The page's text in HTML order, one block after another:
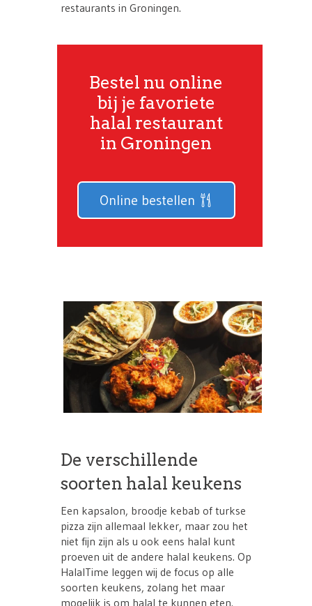
restaurants in Groningen.
Bestel nu online
bij je favoriete
halal restaurant
in Groningen
Online bestellen
De verschillende
soorten halal keukens
Een kapsalon, broodje kebab of turkse
pizza zijn allemaal lekker, maar zou het
niet fijn zijn als u ook eens halal kunt
proeven uit de andere halal keukens. Op
HalalTime leggen wij de focus op alle
soorten keukens, zolang het maar
mogelijk is om halal te kunnen eten.